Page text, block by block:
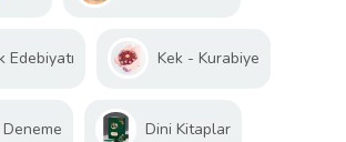
Edebiyatı Kek - Kurabiye
Deneme Dini Kitaplar